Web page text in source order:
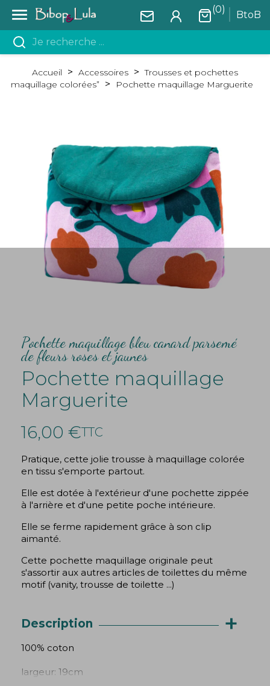
 BtoB
(0)
Accueil Accessoires
Trousses et pochettes
maquillage colorées”
Pochette maquillage Marguerite
Pochette maquillage bleu canard parsemé
de fleurs roses et jaunes
Pochette maquillage
Marguerite
16,00 €TTC
Pratique, cette jolie trousse à maquillage colorée
en tissu s'emporte partout.
Elle est dotée à l'extérieur d'une pochette zippée
à l'arrière et d'une petite poche intérieure.
Elle se ferme rapidement grâce à son clip
aimanté.
Cette pochette maquillage originale peut
s'assortir aux autres articles de toilettes du même
motif (vanity, trousse de toilette ...)
Description +
100% coton
largeur: 19cm